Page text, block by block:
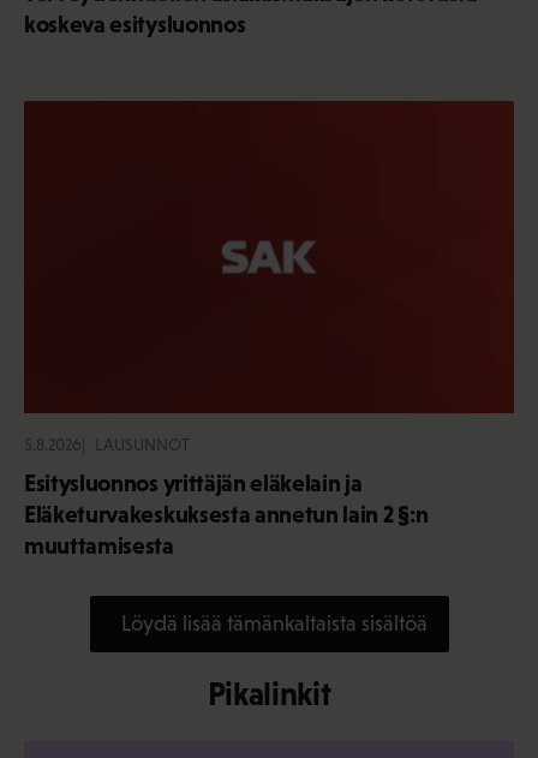
koskeva esitysluonnos
5.8.2026 LAUSUNNOT
Esitysluonnos yrittäjän eläkelain ja
Eläketurvakeskuksesta annetun lain 2 §:n
muuttamisesta
Löydä lisää tämänkaltaista sisältöä
Pikalinkit